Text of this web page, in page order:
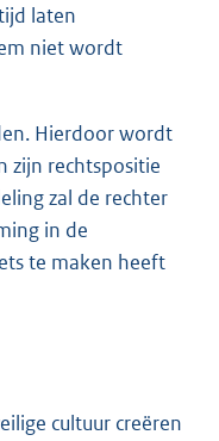
laten
niet wordt
Hierdoor wordt
zijn rechtspositie
zal de rechter
in de
te maken heeft
cultuur creëren